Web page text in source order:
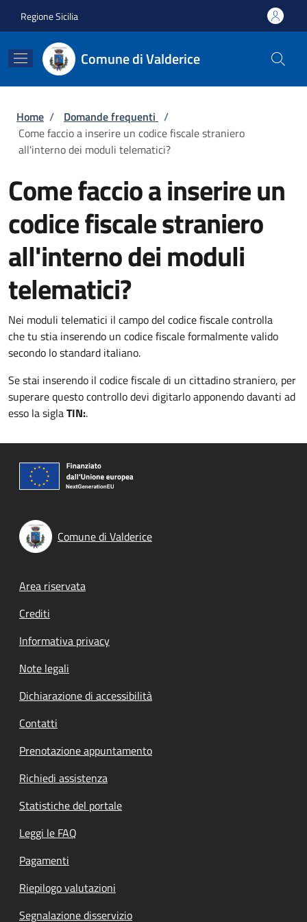
Regione Sicilia
Comune di Valderice
Briciole di pane
Home / Domande frequenti /
Come faccio a inserire un codice fiscale straniero
all'interno dei moduli telematici?
Come faccio a inserire un
codice fiscale straniero
all'interno dei moduli
telematici?
Nei moduli telematici il campo del codice fiscale controlla
che tu stia inserendo un codice fiscale formalmente valido
secondo lo standard italiano.
Se stai inserendo il codice fiscale di un cittadino straniero, per
superare questo controllo devi digitarlo apponendo davanti ad
esso la siglaTIN:.
Comune di Valderice
Footer menu
Area riservata
Crediti
Informativa privacy
Note legali
Dichiarazione di accessibilità
Contatti
Prenotazione appuntamento
Richiedi assistenza
Statistiche del portale
Leggi le FAQ
Pagamenti
Riepilogo valutazioni
Segnalazione disservizio